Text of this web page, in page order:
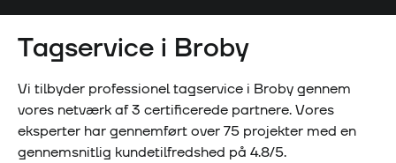
Tagservice i Broby
Vi tilbyder professionel tagservice i Brobygennem
vores netværk af3 certificerede partnere. Vores
eksperter har gennemført over75 projekter med en
gennemsnitlig kundetilfredshed på 4.8/5.